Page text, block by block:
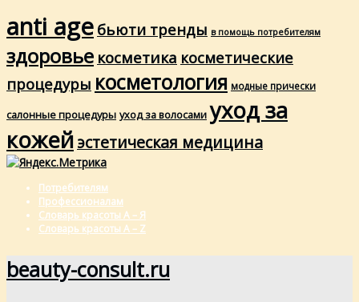
anti age бьюти тренды в помощь потребителям
здоровье косметика косметические
процедуры косметология модные прически
салонные процедуры уход за волосами уход за
кожейэстетическая медицина
Потребителям
Профессионалам
Словарь красоты А – Я
Словарь красоты A – Z
beauty-consult.ru